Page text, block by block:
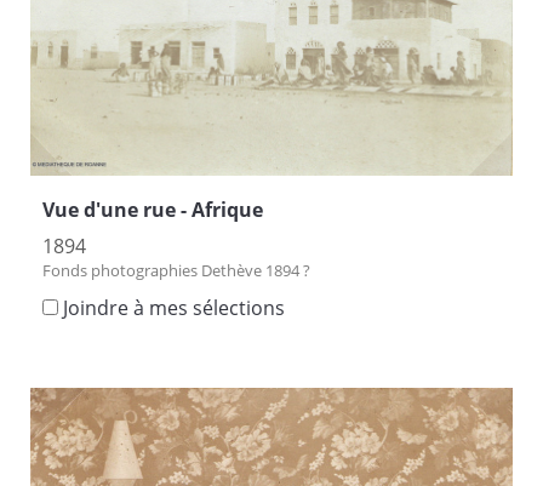
Vue d'une rue - Afrique
1894
Fonds photographies Dethève 1894 ?
Joindre à mes sélections